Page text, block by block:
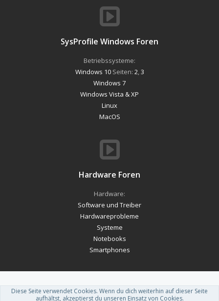
SysProfile Windows Foren
Betriebssysteme:
Windows 10Seiten: 2,3
Windows 7
Windows Vista & XP
Linux
MacOS
Hardware Foren
Hardware:
Software und Treiber
Hardwareprobleme
Systeme
Notebooks
Smartphones
Forum software by XenForo™-Deutsch von xenDach
Diese Seite verwendet Cookies. Wenn du dich weiterhin auf dieser Seite
aufhältst, akzeptierst du unseren Einsatz von Cookies.